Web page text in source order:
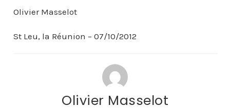
Olivier Masselot
St Leu, la Réunion – 07/10/2012
Olivier Masselot